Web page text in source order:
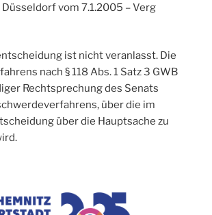
vom 7.1.2005 – Verg
ist nicht veranlasst. Die
nach § 118 Abs. 1 Satz 3 GWB
Rechtsprechung des Senats
über die im
über die Hauptsache zu